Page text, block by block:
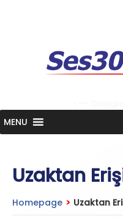
MENU
Uzaktan
Homepage > Uzaktan